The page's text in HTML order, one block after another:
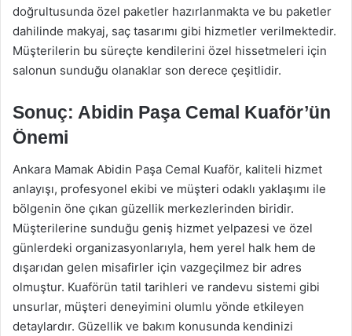
doğrultusunda özel paketler hazırlanmakta ve bu paketler
dahilinde makyaj, saç tasarımı gibi hizmetler verilmektedir.
Müşterilerin bu süreçte kendilerini özel hissetmeleri için
salonun sunduğu olanaklar son derece çeşitlidir.
Sonuç: Abidin Paşa Cemal Kuaför’ün
Önemi
Ankara Mamak Abidin Paşa Cemal Kuaför, kaliteli hizmet
anlayışı, profesyonel ekibi ve müşteri odaklı yaklaşımı ile
bölgenin öne çıkan güzellik merkezlerinden biridir.
Müşterilerine sunduğu geniş hizmet yelpazesi ve özel
günlerdeki organizasyonlarıyla, hem yerel halk hem de
dışarıdan gelen misafirler için vazgeçilmez bir adres
olmuştur. Kuaförün tatil tarihleri ve randevu sistemi gibi
unsurlar, müşteri deneyimini olumlu yönde etkileyen
detaylardır. Güzellik ve bakım konusunda kendinizi